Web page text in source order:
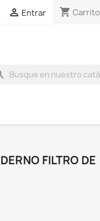
 Entrar shopping_cart Carrito
FILTRO DE